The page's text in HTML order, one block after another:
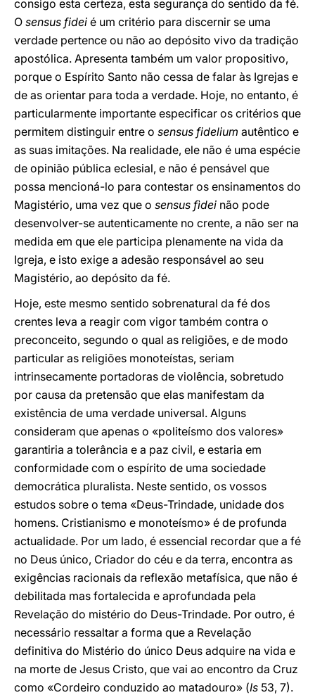
consigo esta certeza, esta segurança do sentido da fé.
O sensus fidei é um critério para discernir se uma
verdade pertence ou não ao depósito vivo da tradição
apostólica. Apresenta também um valor propositivo,
porque o Espírito Santo não cessa de falar às Igrejas e
de as orientar para toda a verdade. Hoje, no entanto, é
particularmente importante especificar os critérios que
permitem distinguir entre o sensus fidelium autêntico e
as suas imitações. Na realidade, ele não é uma espécie
de opinião pública eclesial, e não é pensável que
possa mencioná-lo para contestar os ensinamentos do
Magistério, uma vez que o sensus fìdei não pode
desenvolver-se autenticamente no crente, a não ser na
medida em que ele participa plenamente na vida da
Igreja, e isto exige a adesão responsável ao seu
Magistério, ao depósito da fé.
Hoje, este mesmo sentido sobrenatural da fé dos
crentes leva a reagir com vigor também contra o
preconceito, segundo o qual as religiões, e de modo
particular as religiões monoteístas, seriam
intrinsecamente portadoras de violência, sobretudo
por causa da pretensão que elas manifestam da
existência de uma verdade universal. Alguns
consideram que apenas o «politeísmo dos valores»
garantiria a tolerância e a paz civil, e estaria em
conformidade com o espírito de uma sociedade
democrática pluralista. Neste sentido, os vossos
estudos sobre o tema «Deus-Trindade, unidade dos
homens. Cristianismo e monoteísmo» é de profunda
actualidade. Por um lado, é essencial recordar que a fé
no Deus único, Criador do céu e da terra, encontra as
exigências racionais da reflexão metafísica, que não é
debilitada mas fortalecida e aprofundada pela
Revelação do mistério do Deus-Trindade. Por outro, é
necessário ressaltar a forma que a Revelação
definitiva do Mistério do único Deus adquire na vida e
na morte de Jesus Cristo, que vai ao encontro da Cruz
como «Cordeiro conduzido ao matadouro» (Is 53, 7).